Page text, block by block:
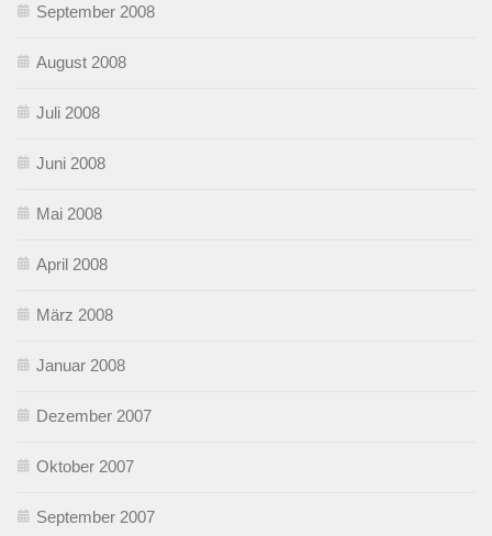
September 2008
August 2008
Juli 2008
Juni 2008
Mai 2008
April 2008
März 2008
Januar 2008
Dezember 2007
Oktober 2007
September 2007